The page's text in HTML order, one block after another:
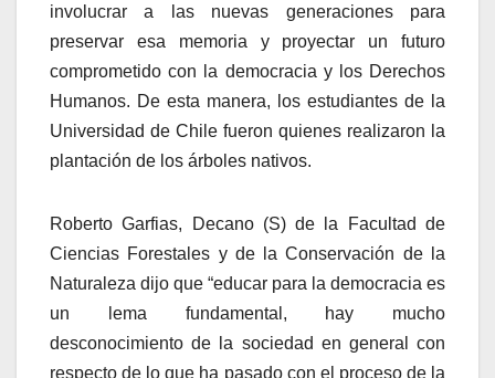
involucrar a las nuevas generaciones para
preservar esa memoria y proyectar un futuro
comprometido con la democracia y los Derechos
Humanos. De esta manera, los estudiantes de la
Universidad de Chile fueron quienes realizaron la
plantación de los árboles nativos.
Roberto Garfias, Decano (S) de la Facultad de
Ciencias Forestales y de la Conservación de la
Naturaleza dijo que “educar para la democracia es
un lema fundamental, hay mucho
desconocimiento de la sociedad en general con
respecto de lo que ha pasado con el proceso de la